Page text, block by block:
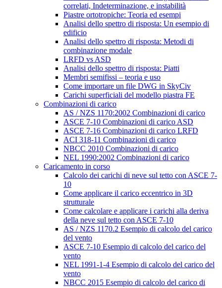
correlati, Indeterminazione, e instabilità
Piastre ortotropiche: Teoria ed esempi
Analisi dello spettro di risposta: Un esempio di
edificio
Analisi dello spettro di risposta: Metodi di
combinazione modale
LRFD vs ASD
Analisi dello spettro di risposta: Piatti
Membri semifissi – teoria e uso
Come importare un file DWG in SkyCiv
Carichi superficiali del modello piastra FE
Combinazioni di carico
AS / NZS 1170:2002 Combinazioni di carico
ASCE 7-10 Combinazioni di carico ASD
ASCE 7-16 Combinazioni di carico LRFD
ACI 318-11 Combinazioni di carico
NBCC 2010 Combinazioni di carico
NEL 1990:2002 Combinazioni di carico
Caricamento in corso
Calcolo dei carichi di neve sul tetto con ASCE 7-
10
Come applicare il carico eccentrico in 3D
strutturale
Come calcolare e applicare i carichi alla deriva
della neve sul tetto con ASCE 7-10
AS / NZS 1170.2 Esempio di calcolo del carico
del vento
ASCE 7-10 Esempio di calcolo del carico del
vento
NEL 1991-1-4 Esempio di calcolo del carico del
vento
NBCC 2015 Esempio di calcolo del carico di